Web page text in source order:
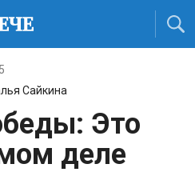
Сайкина
Это
деле